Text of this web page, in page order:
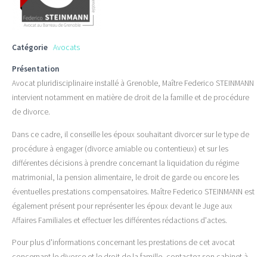
Catégorie Avocats
Présentation
Avocat pluridisciplinaire installé à Grenoble, Maître Federico STEINMANN
intervient notamment en matière de droit de la famille et de procédure
de divorce.
Dans ce cadre, il conseille les époux souhaitant divorcer sur le type de
procédure à engager (divorce amiable ou contentieux) et sur les
différentes décisions à prendre concernant la liquidation du régime
matrimonial, la pension alimentaire, le droit de garde ou encore les
éventuelles prestations compensatoires. Maître Federico STEINMANN est
également présent pour représenter les époux devant le Juge aux
Affaires Familiales et effectuer les différentes rédactions d'actes.
Pour plus d'informations concernant les prestations de cet avocat